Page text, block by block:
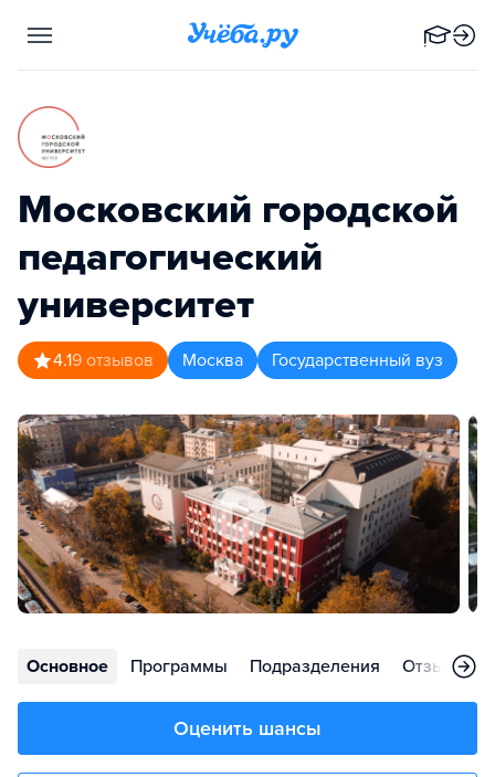
Московский городской
педагогический
университет
4.19 отзывов Москва Государственный вуз
Основное Программы Подразделения Отзывы
Оценить шансы